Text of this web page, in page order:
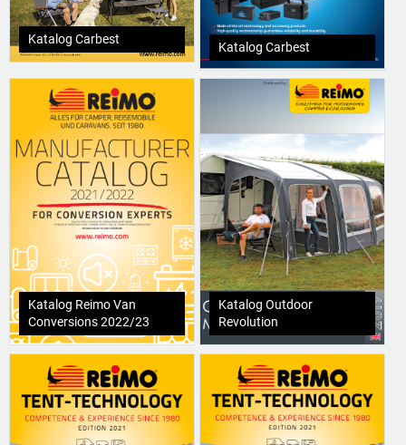
Katalog Carbest
Katalog Carbest
Katalog Reimo Van
Conversions 2022/23
Katalog Outdoor
Revolution